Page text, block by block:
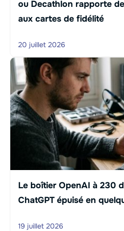
ou Decathlon rapporte
aux cartes de fidélité
20 juillet 2026
Le boîtier OpenAI à 230
ChatGPT épuisé en
19 juillet 2026